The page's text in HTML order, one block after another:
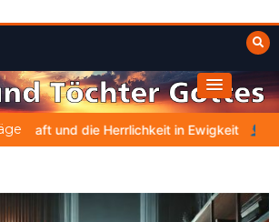
der Bibel
in Ewigkeit DIE BIBLISCHE